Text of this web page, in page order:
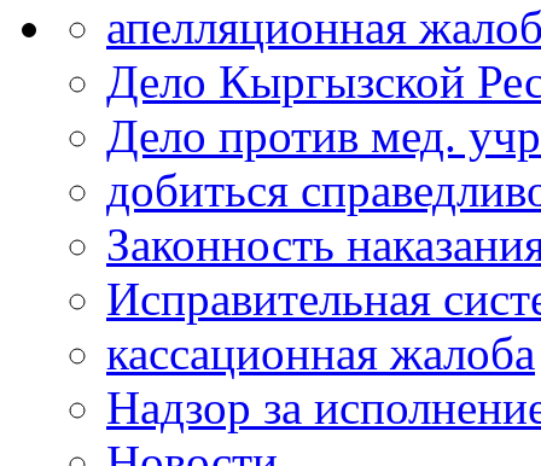
апелляционная
Дело Кыргызской
Дело против мед.
добиться
Законность
Исправительная
кассационная жалоба
Надзор за